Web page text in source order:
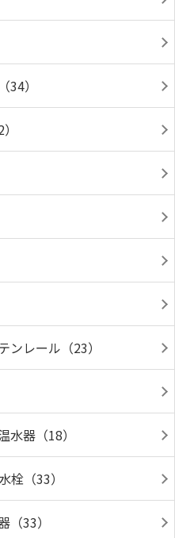
）
レール（23）
器（18）
栓（33）
（33）